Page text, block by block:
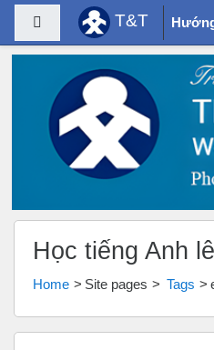
Skip to main content
Side panel T&T
Học tiếng Anh
Home Site pages Tags